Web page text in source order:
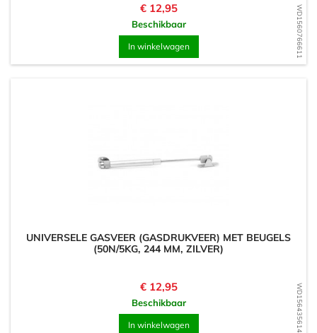
WD1560766611
Prijs
€ 12,95
Beschikbaar
In winkelwagen
WD1564356144
UNIVERSELE GASVEER (GASDRUKVEER) MET BEUGELS
(50N/5KG, 244 MM, ZILVER)
Prijs
€ 12,95
Beschikbaar
In winkelwagen